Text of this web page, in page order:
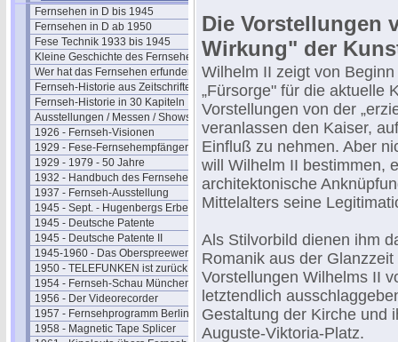
Fernsehen in D bis 1945
Fernsehen in D ab 1950
Fese Technik 1933 bis 1945
Kleine Geschichte des Fernsehens
Wer hat das Fernsehen erfunden?
Fernseh-Historie aus Zeitschriften
Fernseh-Historie in 30 Kapiteln
Ausstellungen / Messen / Shows
1926 - Fernseh-Visionen
1929 - Fese-Fernsehempfänger
1929 - 1979 - 50 Jahre
1932 - Handbuch des Fernsehens
1937 - Fernseh-Ausstellung
1945 - Sept. - Hugenbergs Erbe
1945 - Deutsche Patente
1945 - Deutsche Patente II
1945-1960 - Das Oberspreewerk
1950 - TELEFUNKEN ist zurück
1954 - Fernseh-Schau München
1956 - Der Videorecorder
1957 - Fernsehprogramm Berlin
1958 - Magnetic Tape Splicer
Die Vorstellungen
Wirkung" der
Wilhelm II zeigt von
„Fürsorge" für die aktuelle
Vorstellungen von der
veranlassen den Kaiser,
Einfluß zu nehmen. Aber
will Wilhelm II bestimmen,
architektonische
Mittelalters seine
Als Stilvorbild dienen ihm
Romanik aus der
Vorstellungen Wilhelms II
letztendlich
Gestaltung der Kirche und
Auguste-Viktoria-Platz.